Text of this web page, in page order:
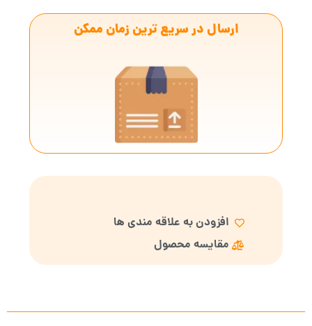
ارسال در سریع ترین زمان ممکن
افزودن به علاقه مندی ها
مقایسه محصول